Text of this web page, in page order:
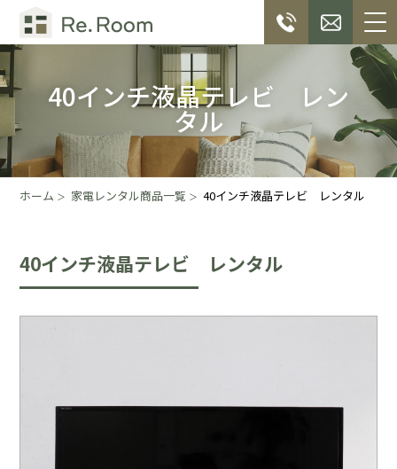
40インチ液晶テレビ レン
タル
ホーム 家電レンタル商品一覧 40インチ液晶テレビ レンタル
40インチ液晶テレビ レンタル